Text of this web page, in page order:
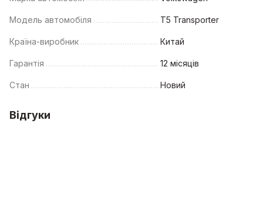
Модель автомобіля T5 Transporter
Країна-виробник Китай
Гарантія 12 місяців
Стан Новий
Відгуки